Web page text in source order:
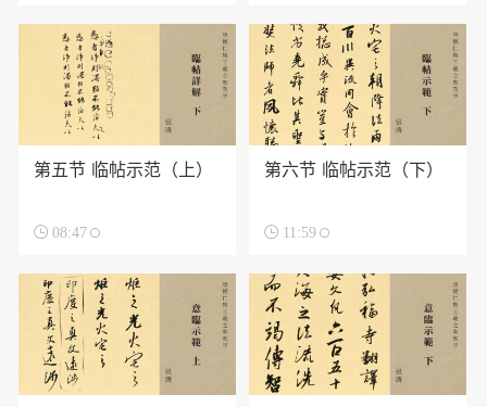
第五节 临帖示范（上）
 08:47
第六节 临帖示范（下）
 11:59